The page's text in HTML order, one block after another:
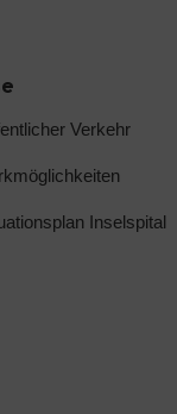
Verkehr
Inselspital